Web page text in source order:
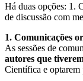
Há duas opções: 1.
de discussão com
1. Comunicações
As sessões de
autores que
Científica e optarem